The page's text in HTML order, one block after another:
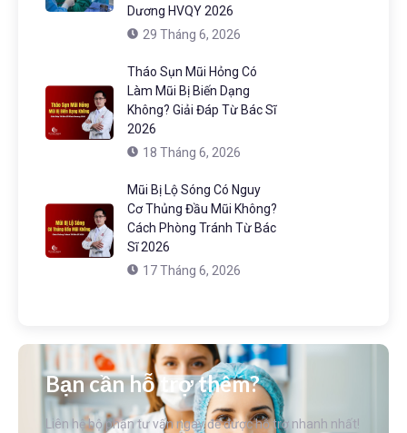
Dương HVQY 2026
29 Tháng 6, 2026
Tháo Sụn Mũi Hỏng Có
Làm Mũi Bị Biến Dạng
Không? Giải Đáp Từ Bác Sĩ
2026
18 Tháng 6, 2026
Mũi Bị Lộ Sóng Có Nguy
Cơ Thủng Đầu Mũi Không?
Cách Phòng Tránh Từ Bác
Sĩ 2026
17 Tháng 6, 2026
Bạn cần hỗ trợ thêm?
Liên hệ bộ phận tư vấn ngay để được hỗ trợ nhanh nhất!